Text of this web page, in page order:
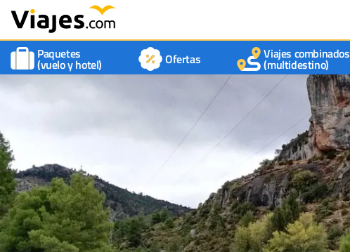
Paquetes
(vuelo y hotel) Ofertas Viajes combinados
(multidestino)